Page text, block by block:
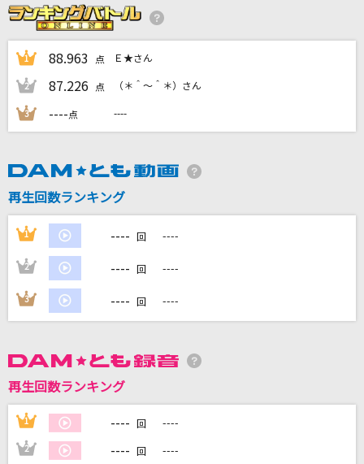
青の朔日
BUMP OF CHICKEN
Time To Say Goodbye (Con Te Partiro) (Sol
o Version) [タイム・トゥ・セイ・グッバイ(ソ
ロ・ヴァージョン)]
風と町
かえりみちの色
渋谷ハル
カラオケをもっと楽しもう！
1 88.963 点 Ｅ★さん
2 87.226 点 （＊＾～＾＊）さん
3 ----点 ----
再生回数ランキング
1 ---- 回 ----
2 ---- 回 ----
3 ---- 回 ----
再生回数ランキング
1 ---- 回 ----
2 ---- 回 ----